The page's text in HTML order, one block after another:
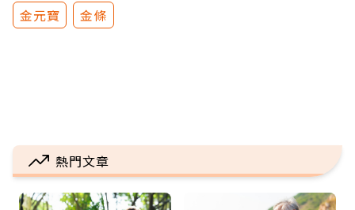
金元寶
金條
熱門文章